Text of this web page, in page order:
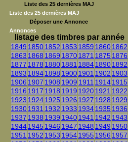
Liste des 25 dernières MAJ
Liste des 25 dernières MAJ
Déposer une Annonce
Annonces
listage des timbres par année
1849 18501852 1853 1859 18601862
1863 1868 1869 18701871 1875 1876
1877 1878 18801881 188418901892
1893 18941898 19001901 1902 1903
1906 1907 1908 1909 1911 19141915
1916 1917 1918 1919 19201921 1922
1923 19241925 1926 1927 1928 1929
19301931 1932 1933 19341935 1936
1937 1938 1939 19401941 1942 1943
19441945 1946 1947 1948 1949 1950
1951 1952 1953 19541955 1956 1957